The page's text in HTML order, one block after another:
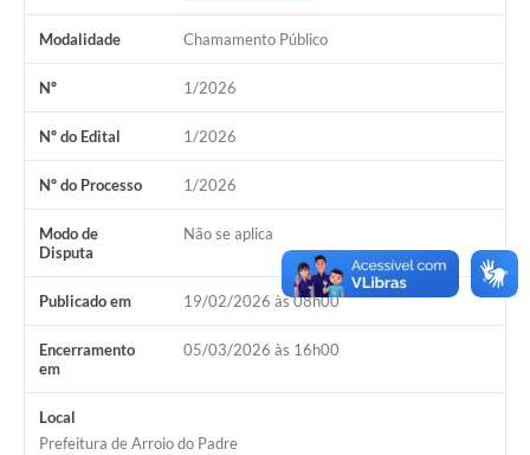
Modalidade Chamamento Público
Nº 1/2026
Nº do Edital 1/2026
Nº do Processo 1/2026
Modo de
Disputa
Não se aplica
Publicado em 19/02/2026 às 08h00
Encerramento
em
05/03/2026 às 16h00
Local
Prefeitura de Arroio do Padre